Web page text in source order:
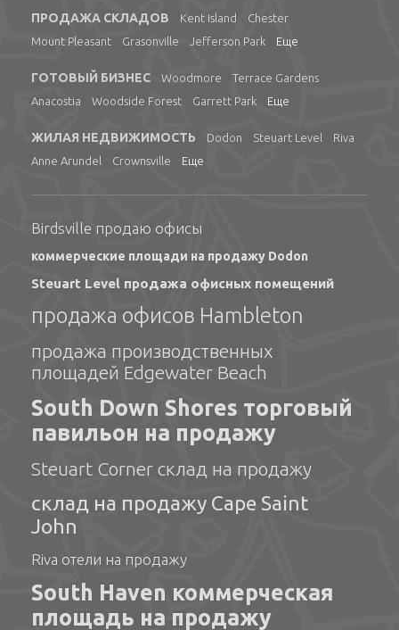
ПРОДАЖА СКЛАДОВ Kent Island
Chester
Mount Pleasant
Grasonville Jefferson Park Еще
ГОТОВЫЙ БИЗНЕС Woodmore
Terrace Gardens
Anacostia
Woodside Forest Garrett Park Еще
ЖИЛАЯ НЕДВИЖИМОСТЬ Dodon Steuart Level
Riva
Anne Arundel
Crownsville Еще
Birdsville продаю офисы
коммерческие площади на продажу Dodon
Steuart Level продажа офисных помещений
продажа офисов Hambleton
продажа производственных
площадей Edgewater Beach
South Down Shores торговый
павильон на продажу
Steuart Corner склад на продажу
склад на продажу Cape Saint
John
Riva отели на продажу
South Haven коммерческая
площадь на продажу